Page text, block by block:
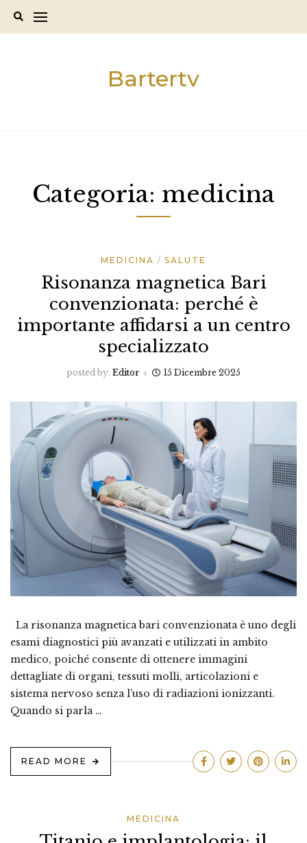
Bartertv
Categoria: medicina
MEDICINA SALUTE
Risonanza magnetica Bari
convenzionata: perché è
importante affidarsi a un centro
specializzato
posted by: Editor 15 Dicembre 2025
La risonanza magnetica bari convenzionata è uno degli
esami diagnostici più avanzati e utilizzati in ambito
medico, poiché consente di ottenere immagini
dettagliate di organi, tessuti molli, articolazioni e
sistema nervoso senza l’uso di radiazioni ionizzanti.
Quando si parla …
READ MORE
MEDICINA